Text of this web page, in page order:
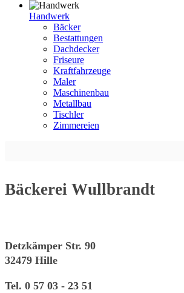
Handwerk
Bäcker
Bestattungen
Dachdecker
Friseure
Kraftfahrzeuge
Maler
Maschinenbau
Metallbau
Tischler
Zimmereien
Bäckerei Wullbrandt
Detzkämper Str. 90
32479 Hille
Tel. 0 57 03 - 23 51